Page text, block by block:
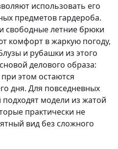
использовать его
предметов гардероба.
свободные летние брюки
комфорт в жаркую погоду,
и рубашки из этого
делового образа:
этом остаются
дня. Для повседневных
модели из жатой
практически не
вид без сложного